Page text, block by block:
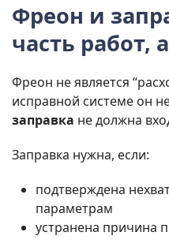
Фреон и
часть работ,
Фреон не является
исправной системе он
заправка не должна
Заправка нужна, если:
подтверждена
параметрам
устранена причина